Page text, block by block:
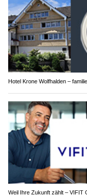
Hotel Krone Wolfhalden –
Weil Ihre Zukunft zählt – VIFIT